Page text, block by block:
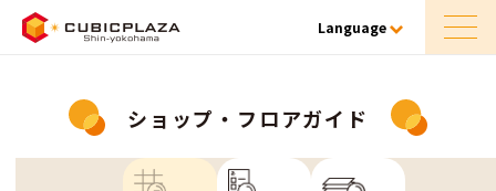
Language
ショップ・フロアガイド